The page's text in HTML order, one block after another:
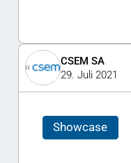
CSEM SA
29. Juli 2021
Showcase